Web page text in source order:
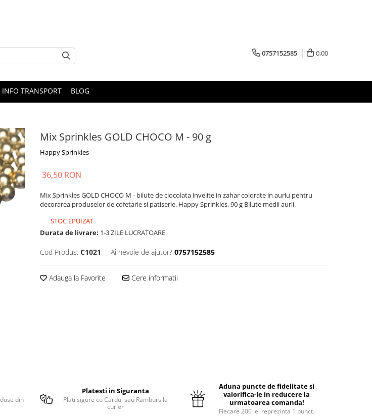
0757152585 0,00
INFO TRANSPORT BLOG
Mix Sprinkles GOLD CHOCO M - 90 g
Happy Sprinkles
36,50 RON
Mix Sprinkles GOLD CHOCO M - bilute de ciocolata invelite in zahar colorate in auriu pentru
decorarea produselor de cofetarie si patiserie. Happy Sprinkles, 90 g Bilute medii aurii.
STOC EPUIZAT
Durata de livrare: 1-3 ZILE LUCRATOARE
Cod Produs: C1021 Ai nevoie de ajutor? 0757152585
Adauga la Favorite Cere informatii
din
Platesti in Siguranta
Plati sigure cu Cardul sau Ramburs la
curier
Aduna puncte de fidelitate si
valorifica-le in reducere la
urmatoarea comanda!
Fiecare 200 lei reprezinta 1 punct.